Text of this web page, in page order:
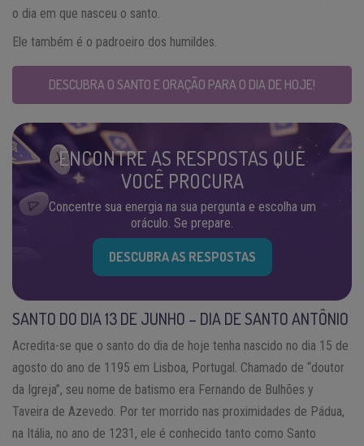
o dia em que nasceu o santo.
Ele também é o padroeiro dos humildes.
DESCUBRA O SANTO E ORAÇÃO PARA O DIA DE HOJE!
ENCONTRE AS RESPOSTAS QUE
VOCÊ PROCURA
Concentre sua energia na sua pergunta e escolha um
oráculo. Se prepare.
DESCUBRA AS RESPOSTAS
SANTO DO DIA 13 DE JUNHO – DIA DE SANTO ANTÔNIO
Acredita-se que o santo do dia de hoje tenha nascido no dia 15 de
agosto do ano de 1195 em Lisboa, Portugal. Chamado de “doutor
da Igreja”, seu nome de batismo era Fernando de Bulhões y
Taveira de Azevedo. Por ter morrido nas proximidades de Pádua,
na Itália, no ano de 1231, ele é conhecido tanto como Santo